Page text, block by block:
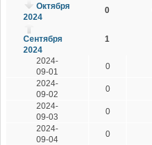
Октября
2024
0
Сентября
2024
1
2024-
09-01
0
2024-
09-02
0
2024-
09-03
0
2024-
09-04
0